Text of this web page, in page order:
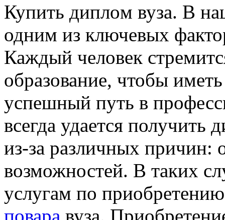
Купить диплoм вузa. В
одним из ключевых
Каждый человек
образование, чтобы
успешный путь в
всегда удается получить
из-за различных причин:
возможностей. В таких
услугам по
повара вуза.